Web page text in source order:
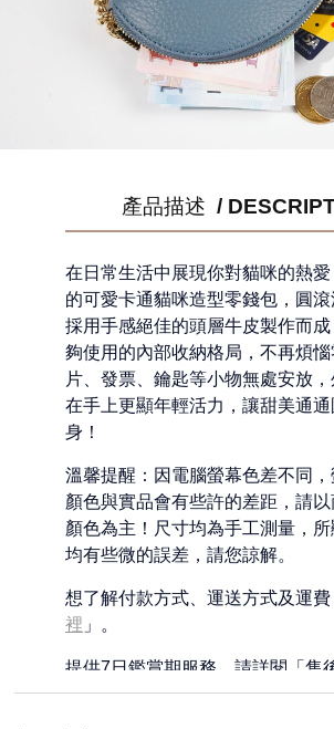
產品描述 /
在日常生活中展現你對貓咪的熱
的可愛卡通貓咪造型零錢包，圓
採用手感絕佳的頭層牛皮製作而成
夠使用的內部收納格局，不再煩
片、發票、鑰匙等小物無處安放
在手上更顯年輕活力，讓甜美通
身！
溫馨提醒：因電腦螢幕色差不同
顏色與實品會有些許的差距，請
顏色為主！尺寸均為手工測量，
均有些微的誤差，請您諒解。
想了解付款方式、運送方式及運費
裡 」。
提供7日鑑賞期服務，請詳閱「售